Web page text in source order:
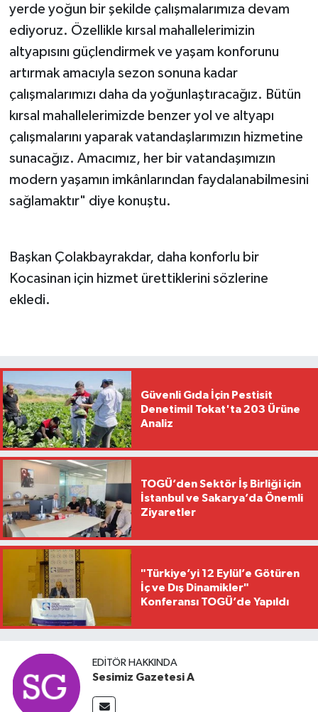
yerde yoğun bir şekilde çalışmalarımıza devam
ediyoruz. Özellikle kırsal mahallelerimizin
altyapısını güçlendirmek ve yaşam konforunu
artırmak amacıyla sezon sonuna kadar
çalışmalarımızı daha da yoğunlaştıracağız. Bütün
kırsal mahallelerimizde benzer yol ve altyapı
çalışmalarını yaparak vatandaşlarımızın hizmetine
sunacağız. Amacımız, her bir vatandaşımızın
modern yaşamın imkânlarından faydalanabilmesini
sağlamaktır" diye konuştu.
Başkan Çolakbayrakdar, daha konforlu bir
Kocasinan için hizmet ürettiklerini sözlerine
ekledi.
Güvenli Gıda İçin Pestisit
Denetimi! Tokat'ta 203 Ürüne
Analiz
TOGÜ’den Sektör İş Birliği için
İstanbul ve Sakarya’da Önemli
Ziyaretler
"Türkiye’yi 12 Eylül’e Götüren
İç ve Dış Dinamikler"
Konferansı TOGÜ’de Yapıldı
EDITÖR HAKKINDA
Sesimiz Gazetesi A